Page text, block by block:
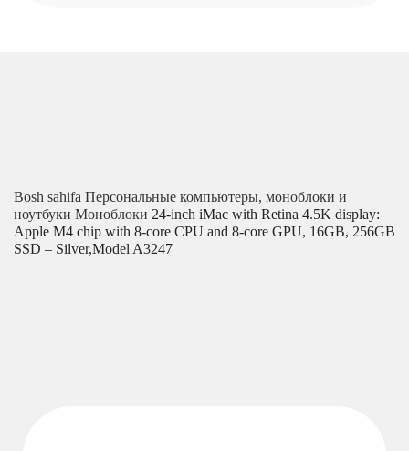
Bosh sahifa Персональные компьютеры, моноблоки и
ноутбуки Моноблоки 24-inch iMac with Retina 4.5K display:
Apple M4 chip with 8‑core CPU and 8‑core GPU, 16GB, 256GB
SSD – Silver,Model A3247